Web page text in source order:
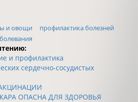
и овощи
профилактика болезней
и профилактика
сердечно-сосудистых
ОПАСНА ДЛЯ ЗДОРОВЬЯ